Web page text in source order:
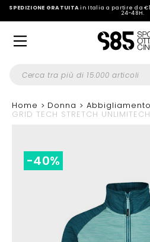
SPEDIZIONE GRATUITAin Italia a partire da
24-48H.
Home Donna Abbigliamento
GRID TECH STRETCH UNLIMITECH
-40%